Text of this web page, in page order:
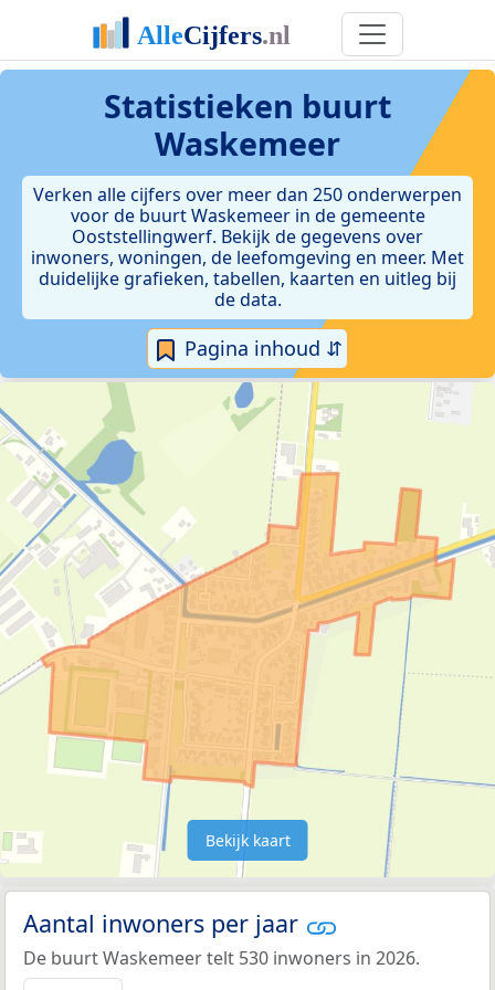
Statistieken buurt
Waskemeer
Verken alle cijfers over meer dan 250 onderwerpen
voor de buurt Waskemeer in de gemeente
Ooststellingwerf. Bekijk de gegevens over
inwoners, woningen, de leefomgeving en meer. Met
duidelijke grafieken, tabellen, kaarten en uitleg bij
de data.
Pagina inhoud ⇵
Bekijk kaart
Aantal inwoners per jaar
De buurt Waskemeer telt 530 inwoners in 2026.